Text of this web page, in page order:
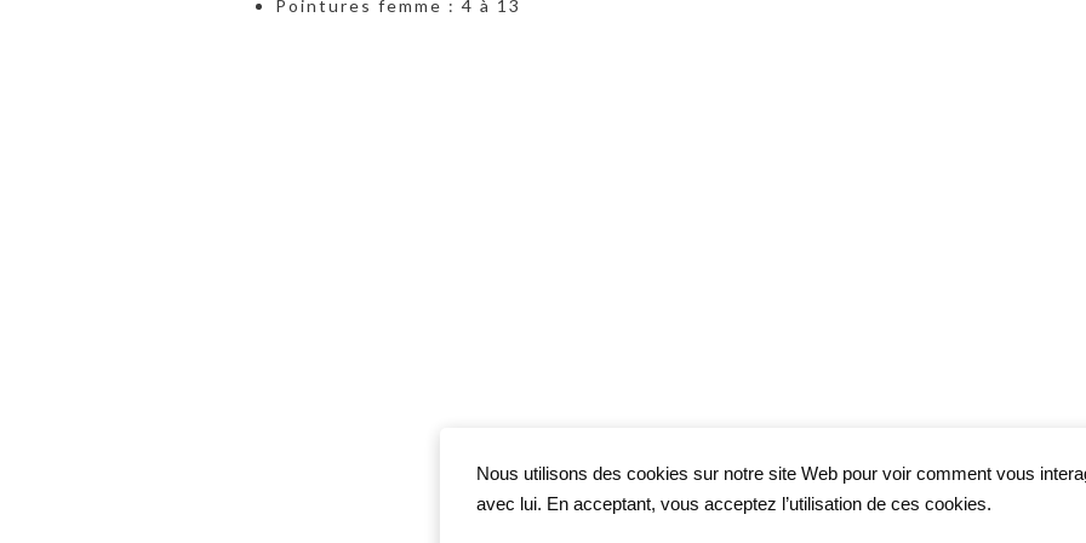
Pointures femme : 4 à 13
Nous utilisons des cookies sur notre site Web pour voir comment vous
avec lui. En acceptant, vous acceptez l’utilisation de ces cookies.